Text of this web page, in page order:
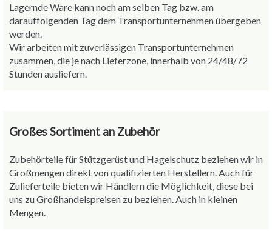
Lagernde Ware kann noch am selben Tag bzw. am
darauffolgenden Tag dem Transportunternehmen übergeben
werden.
Wir arbeiten mit zuverlässigen Transportunternehmen
zusammen, die je nach Lieferzone, innerhalb von 24/48/72
Stunden ausliefern.
Großes Sortiment an Zubehör
Zubehörteile für Stützgerüst und Hagelschutz beziehen wir in
Großmengen direkt von qualifizierten Herstellern. Auch für
Zulieferteile bieten wir Händlern die Möglichkeit, diese bei
uns zu Großhandelspreisen zu beziehen. Auch in kleinen
Mengen.